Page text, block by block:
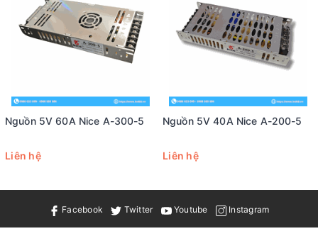
Nguồn 5V 60A Nice A-300-5
Liên hệ
Nguồn 5V 40A Nice A-200-5
Liên hệ
Facebook Twitter Youtube Instagram